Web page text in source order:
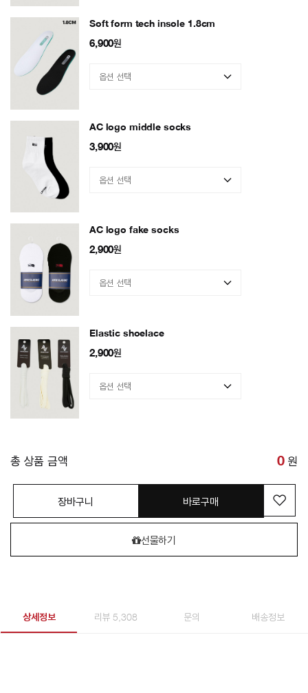
Soft form tech insole 1.8cm
6,900원
AC logo middle socks
3,900원
AC logo fake socks
2,900원
Elastic shoelace
2,900원
총 상품 금액 0 원
장바구니 바로구매
선물하기
상세정보 리뷰 5,308 문의 배송정보